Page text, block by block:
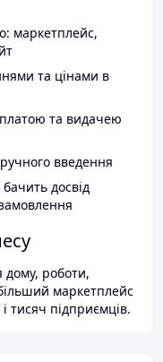
маркетплейс,
та цінами в
та видачею
введення
досвід
дому, роботи,
маркетплейс
тисяч підприємців.